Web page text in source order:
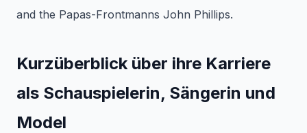
and the Papas-Frontmanns John Phillips.
Kurzüberblick über ihre Karriere
als Schauspielerin, Sängerin und
Model